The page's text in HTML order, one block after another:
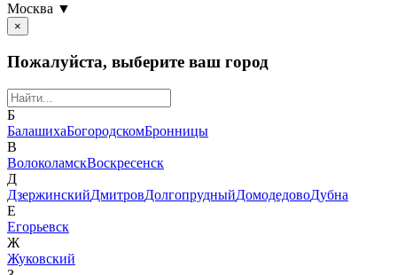
Москва ▼
×
Пожалуйста, выберите ваш город
Б
БалашихаБогородскомБронницы
В
ВолоколамскВоскресенск
Д
ДзержинскийДмитровДолгопрудныйДомодедовоДубна
Е
Егорьевск
Ж
Жуковский